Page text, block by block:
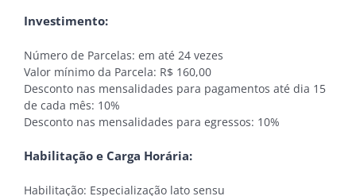
Investimento:
Número de Parcelas: em até 24 vezes
Valor mínimo da Parcela: R$ 160,00
Desconto nas mensalidades para pagamentos até dia 15
de cada mês: 10%
Desconto nas mensalidades para egressos: 10%
Habilitação e Carga Horária:
Habilitação: Especialização lato sensu